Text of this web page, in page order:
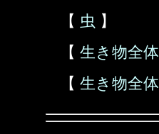
【 虫 】
【 生き物全体
【 生き物全体